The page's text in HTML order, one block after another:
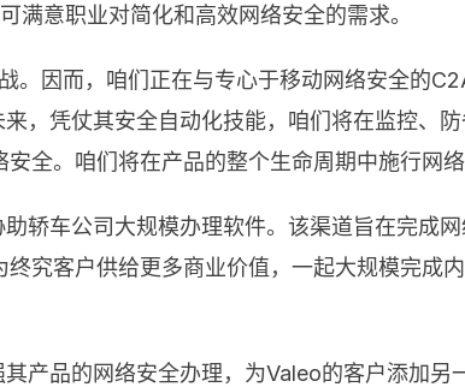
满意职业对简化和高效网络安全的需求。
。因而，咱们正在与专心于移动网络安全的
，凭仗其安全自动化技能，咱们将在监控、
全。咱们将在产品的整个生命周期中施行网
轿车公司大规模办理软件。该渠道旨在完成
究客户供给更多商业价值，一起大规模完成
产品的网络安全办理，为Valeo的客户添加另